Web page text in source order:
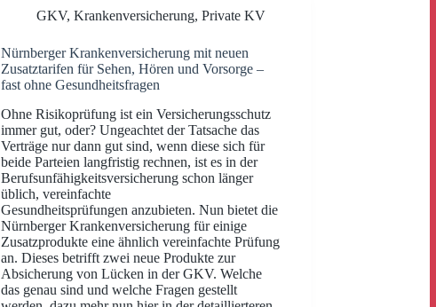
GKV,Krankenversicherung,Private KV
Nürnberger Krankenversicherung mit neuen
Zusatztarifen für Sehen, Hören und Vorsorge –
fast ohne Gesundheitsfragen
Ohne Risikoprüfung ist ein Versicherungsschutz
immer gut, oder? Ungeachtet der Tatsache das
Verträge nur dann gut sind, wenn diese sich für
beide Parteien langfristig rechnen, ist es in der
Berufsunfähigkeitsversicherung schon länger
üblich, vereinfachte
Gesundheitsprüfungen anzubieten. Nun bietet die
Nürnberger Krankenversicherung für einige
Zusatzprodukte eine ähnlich vereinfachte Prüfung
an. Dieses betrifft zwei neue Produkte zur
Absicherung von Lücken in der GKV. Welche
das genau sind und welche Fragen gestellt